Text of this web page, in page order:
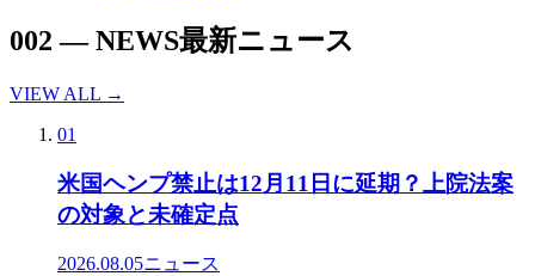
002 —NEWS最新ニュース
VIEW ALL →
01
米国ヘンプ禁止は12月11日に延期？上院法案
の対象と未確定点
2026.08.05ニュース